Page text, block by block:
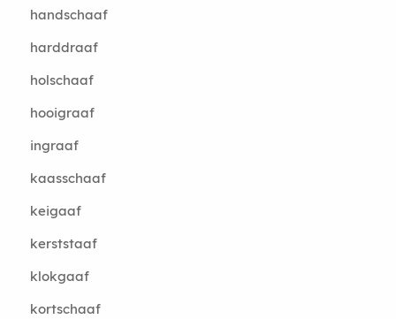
handschaaf
harddraaf
holschaaf
hooigraaf
ingraaf
kaasschaaf
keigaaf
kerststaaf
klokgaaf
kortschaaf